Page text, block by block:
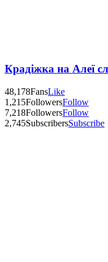
Крадіжка на Алеї
48,178FansLike
1,215FollowersFollow
7,218FollowersFollow
2,745SubscribersSubscribe